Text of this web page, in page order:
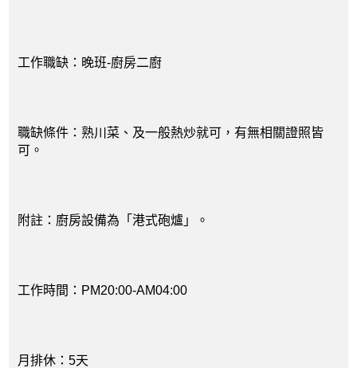
工作職缺：晚班-廚房二廚
職缺條件：熟川菜、及一般熱炒就可，有無相關證照皆
可。
附註：廚房設備為「港式砲爐」。
工作時間：PM20:00-AM04:00
月排休：5天